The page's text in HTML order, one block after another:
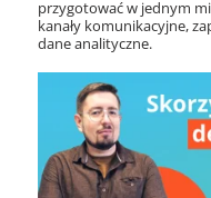
przygotować w jednym
kanały komunikacyjne,
dane analityczne.